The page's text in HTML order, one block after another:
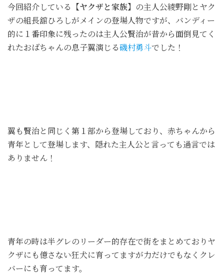
今回紹介している 【ヤクザと家族】 の主人公綾野剛とヤク
ザの組長舘ひろしがメインの登場人物ですが、バンディー
的に１番印象に残ったのは主人公賢治が昔から面倒見てく
れたおばちゃんの息子翼演じる磯村勇斗でした！
翼も賢治と同じく第１部から登場しており、赤ちゃんから
青年として登場します、隠れた主人公と言っても過言では
ありません！
青年の時は半グレのリーダー的存在で街をまとめておりヤ
クザにも億さない狂犬に育ってますが力だけでもなくクレ
バーにも育ってます。